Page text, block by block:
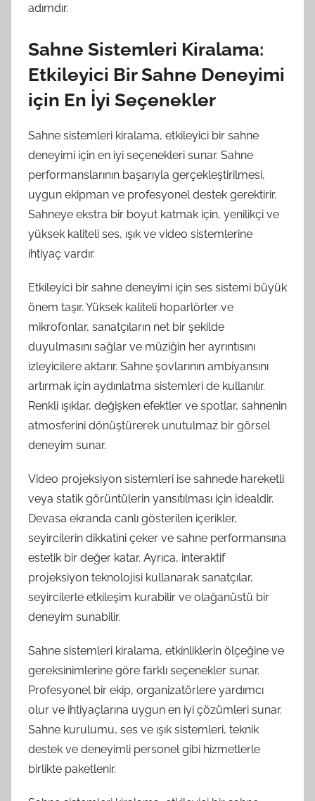
adımdır.
Sahne Sistemleri Kiralama:
Etkileyici Bir Sahne Deneyimi
için En İyi Seçenekler
Sahne sistemleri kiralama, etkileyici bir sahne
deneyimi için en iyi seçenekleri sunar. Sahne
performanslarının başarıyla gerçekleştirilmesi,
uygun ekipman ve profesyonel destek gerektirir.
Sahneye ekstra bir boyut katmak için, yenilikçi ve
yüksek kaliteli ses, ışık ve video sistemlerine
ihtiyaç vardır.
Etkileyici bir sahne deneyimi için ses sistemi büyük
önem taşır. Yüksek kaliteli hoparlörler ve
mikrofonlar, sanatçıların net bir şekilde
duyulmasını sağlar ve müziğin her ayrıntısını
izleyicilere aktarır. Sahne şovlarının ambiyansını
artırmak için aydınlatma sistemleri de kullanılır.
Renkli ışıklar, değişken efektler ve spotlar, sahnenin
atmosferini dönüştürerek unutulmaz bir görsel
deneyim sunar.
Video projeksiyon sistemleri ise sahnede hareketli
veya statik görüntülerin yansıtılması için idealdir.
Devasa ekranda canlı gösterilen içerikler,
seyircilerin dikkatini çeker ve sahne performansına
estetik bir değer katar. Ayrıca, interaktif
projeksiyon teknolojisi kullanarak sanatçılar,
seyircilerle etkileşim kurabilir ve olağanüstü bir
deneyim sunabilir.
Sahne sistemleri kiralama, etkinliklerin ölçeğine ve
gereksinimlerine göre farklı seçenekler sunar.
Profesyonel bir ekip, organizatörlere yardımcı
olur ve ihtiyaçlarına uygun en iyi çözümleri sunar.
Sahne kurulumu, ses ve ışık sistemleri, teknik
destek ve deneyimli personel gibi hizmetlerle
birlikte paketlenir.